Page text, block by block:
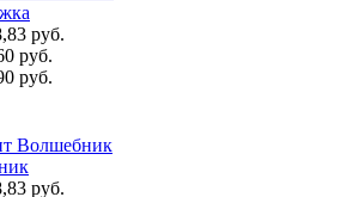
руб.
руб.
руб.
руб.